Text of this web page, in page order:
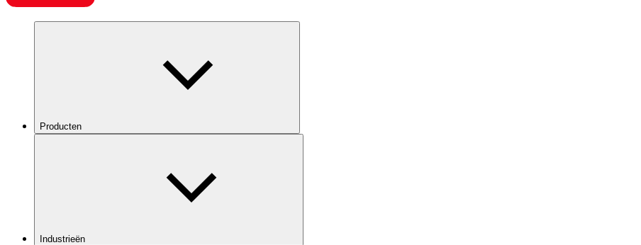
Producten
Industrieën